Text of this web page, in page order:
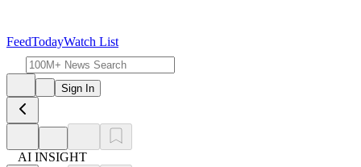
FeedTodayWatch List
Sign In
AI INSIGHT